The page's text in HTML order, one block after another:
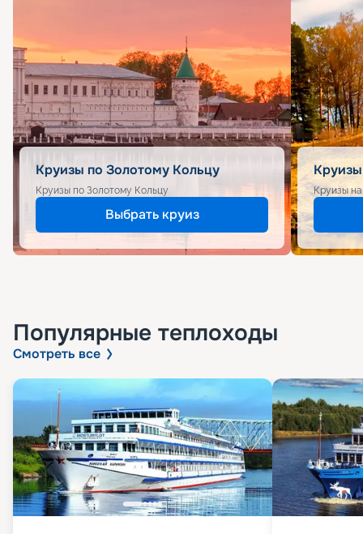
Круизы по Золотому Кольцу
Круизы по Золотому Кольцу
Выбрать круиз
Круизы
Популярные теплоходы
Смотреть все